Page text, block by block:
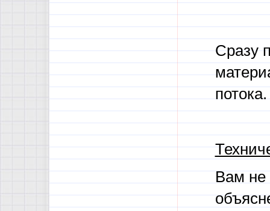
Сразу
потока.
Вам не